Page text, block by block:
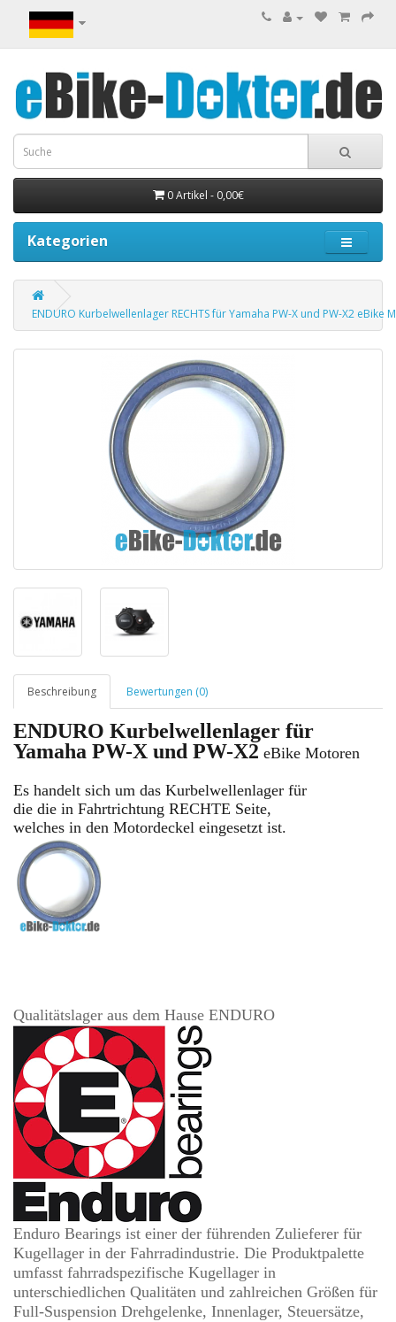
0 Artikel - 0,00€
Kategorien
ENDURO Kurbelwellenlager RECHTS für Yamaha PW-X und PW-X2 eBike
Beschreibung Bewertungen (0)
ENDURO Kurbelwellenlager für
Yamaha PW-X und PW-X2 eBike Motoren
Es handelt sich um das Kurbelwellenlager für
die die in Fahrtrichtung RECHTE Seite,
welches in den Motordeckel eingesetzt ist.
Qualitätslager aus dem Hause ENDURO
Enduro Bearings ist einer der führenden Zulieferer für
Kugellager in der Fahrradindustrie. Die Produktpalette
umfasst fahrradspezifische Kugellager in
unterschiedlichen Qualitäten und zahlreichen Größen für
Full-Suspension Drehgelenke, Innenlager, Steuersätze,